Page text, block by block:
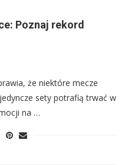
Poznaj rekord
że niektóre mecze
sety potrafią trwać w
na …